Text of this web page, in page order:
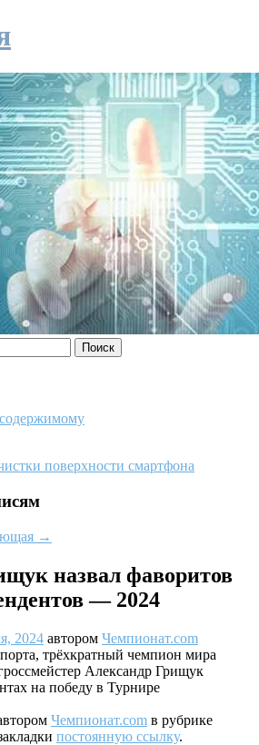
поверхности смартфона
→
назвал фаворитов
— 2024
2024 автором Чемпионат.com
трёхкратный чемпион мира
Александр Грищук
на победу в Турнире
Чемпионат.com в рубрике
постоянную ссылку.